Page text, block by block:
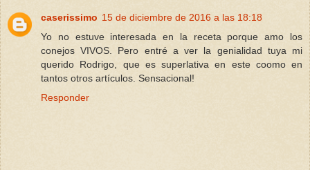
caserissimo 15 de diciembre de 2016 a las 18:18
Yo no estuve interesada en la receta porque amo los
conejos VIVOS. Pero entré a ver la genialidad tuya mi
querido Rodrigo, que es superlativa en este coomo en
tantos otros artículos. Sensacional!
Responder